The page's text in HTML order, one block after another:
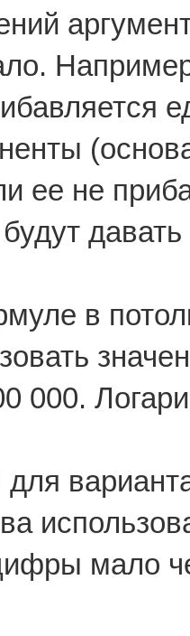
ее не
в
000.
мало